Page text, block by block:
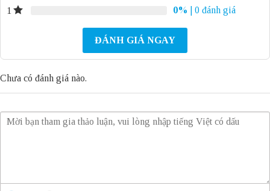
1
0% | 0 đánh giá
ĐÁNH GIÁ NGAY
Chưa có đánh giá nào.